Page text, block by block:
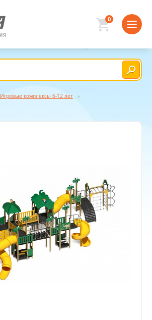
Игровые комплексы 6-12 лет
›
0